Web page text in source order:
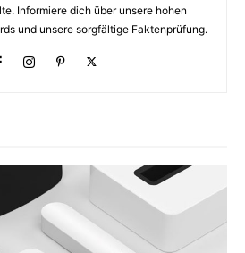
Informiere dich über unsere hohen
und unsere sorgfältige Faktenprüfung.